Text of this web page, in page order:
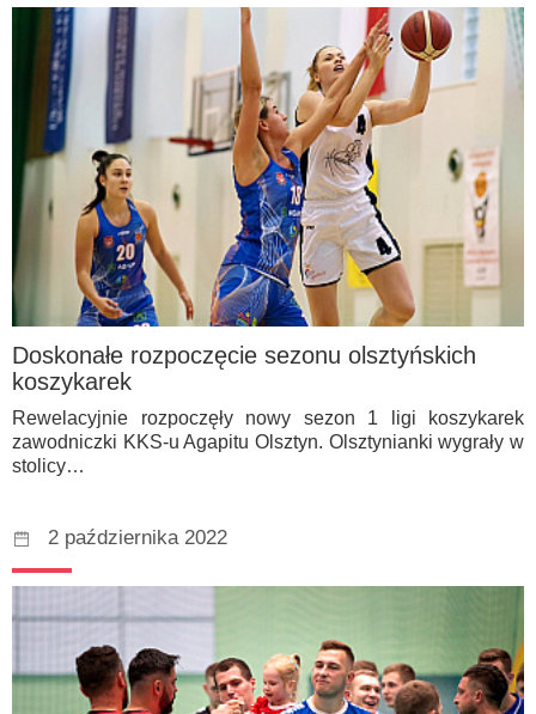
Doskonałe rozpoczęcie sezonu olsztyńskich
koszykarek
Rewelacyjnie rozpoczęły nowy sezon 1 ligi koszykarek
zawodniczki KKS-u Agapitu Olsztyn. Olsztynianki wygrały w
stolicy…
2 października 2022